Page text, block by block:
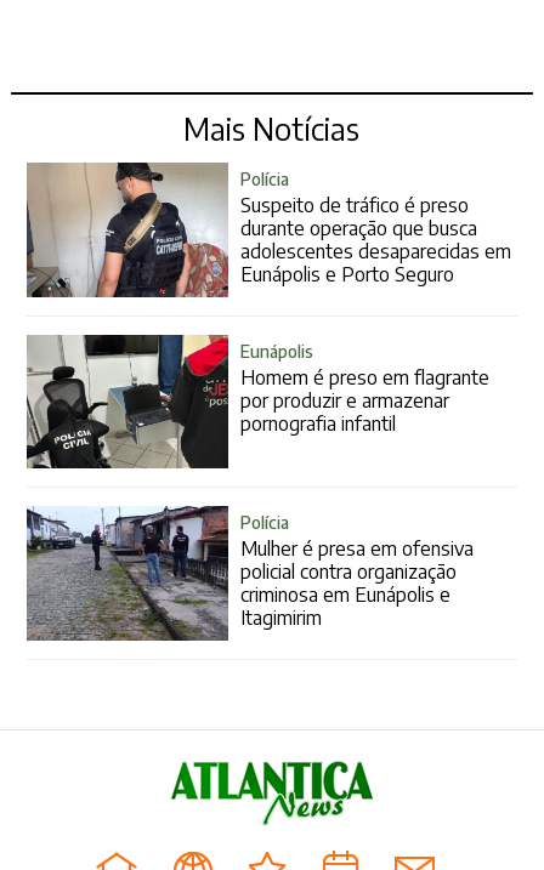
Mais Notícias
Polícia
Suspeito de tráfico é preso
durante operação que busca
adolescentes desaparecidas em
Eunápolis e Porto Seguro
Eunápolis
Homem é preso em flagrante
por produzir e armazenar
pornografia infantil
Polícia
Mulher é presa em ofensiva
policial contra organização
criminosa em Eunápolis e
Itagimirim